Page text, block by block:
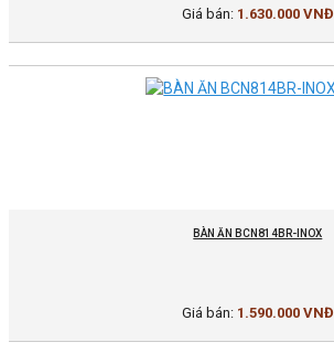
Giá bán: 1.630.000 VNĐ
BÀN ĂN BCN814BR-INOX
Giá bán: 1.590.000 VNĐ